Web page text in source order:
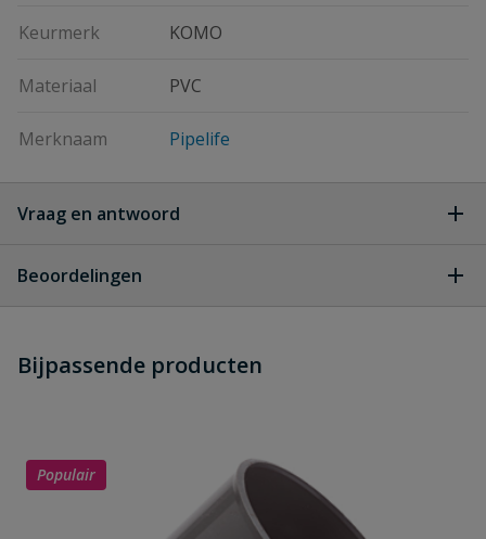
Keurmerk KOMO
Materiaal PVC
Merknaam Pipelife
Vraag en antwoord
dit product?
Beoordelingen
Schrijf zelf een beoordeling
Uw waardering:
Bijpassende producten
Populair